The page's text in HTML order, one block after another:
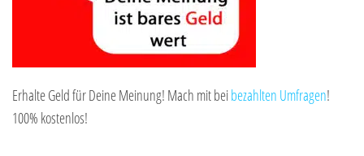
Erhalte Geld für Deine Meinung! Mach mit beibezahlten Umfragen!
100% kostenlos!